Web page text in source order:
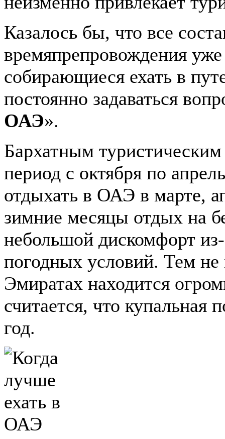
Казалось бы, что все
времяпрепровождения
собирающиеся ехать в
постоянно задаваться
ОАЭ».
Бархатным
период с октября по
отдыхать в ОАЭ в марте,
зимние месяцы отдых на
небольшой дискомфорт
погодных условий. Тем не
Эмиратах находится
считается, что купальная
год.